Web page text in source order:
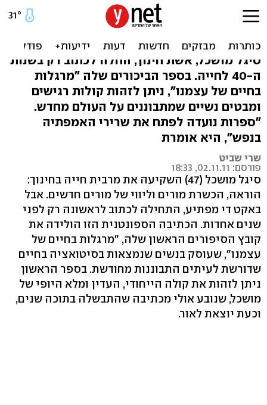
הבאנו ביכורים: המרגלות של
סיגל מושכל
סיגל מושכל, אשת חינוך, החלה לכתוב רק בשנות
ה-40 לחייה. בספר הביכורים שלה "מרגלות
בחיים של עצמנו", ניתן לזהות קולות רגישים
ומבטים נשיים שמתבוננים על העולם מחדש.
"ספרות נועדה לפתח את שרירי האמפתיה
בנפש", היא אומרת
שרי שביט
פורסם: 02.11.11, 18:33
סיגל מושכל (47) השקיעה את מרבית חייה בחינוך:
הוראה, הכשרת מורים וליווי של מורים חדשים. אבל
באקט די מפתיע, התחילה לכתוב לראשונה רק לפני
שנים אחדות. הכתיבה הספונטנית הזו הולידה את
קובץ הסיפורים הראשון שלה, "מרגלות בחיים של
עצמנו", שעוסק בנשים שנמצאות בסיטואציה בחיים
שדורשת לעיתים התבוננות מחודשת. בספר הראשון
ניתן לזהות את קולה הייחודי, העדין ומלא היופי של
מושכל, שנובע אולי מכתיבה שהתבשלה בתוכה שנים,
וכעת יוצאת לאור.